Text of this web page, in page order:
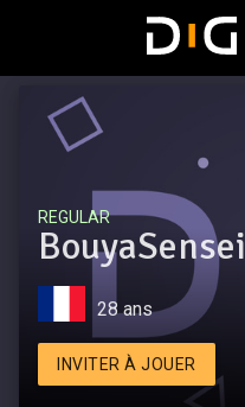
REGULAR
BouyaSensei
28 ans
INVITER À JOUER